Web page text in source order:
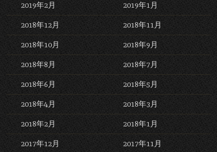
2019年2月 2019年1月
2018年12月 2018年11月
2018年10月 2018年9月
2018年8月 2018年7月
2018年6月 2018年5月
2018年4月 2018年3月
2018年2月 2018年1月
2017年12月 2017年11月